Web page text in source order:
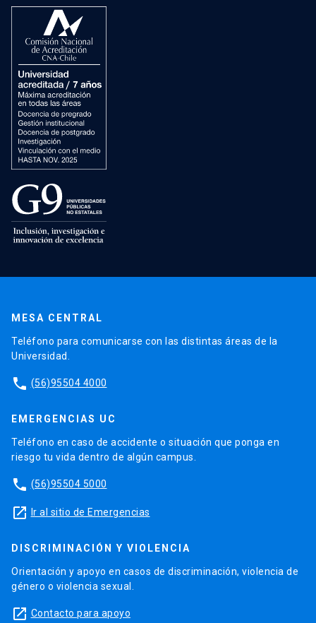
MESA CENTRAL
Teléfono para comunicarse con las distintas áreas de la
Universidad.
phone (56)95504 4000
EMERGENCIAS UC
Teléfono en caso de accidente o situación que ponga en
riesgo tu vida dentro de algún campus.
phone (56)95504 5000
launch Ir al sitio de Emergencias
DISCRIMINACIÓN Y VIOLENCIA
Orientación y apoyo en casos de discriminación, violencia de
género o violencia sexual.
launch Contacto para apoyo